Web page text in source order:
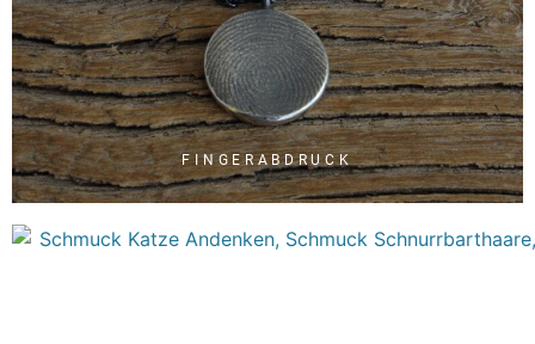
FINGERABDRUCK